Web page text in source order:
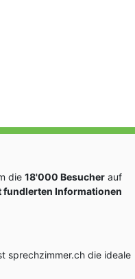
die 18'000 Besucher auf
fundlerten Informationen
sprechzimmer.ch die ideale